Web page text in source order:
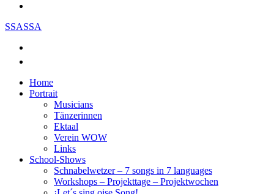
SSASSA
Home
Portrait
Musicians
Tänzerinnen
Ektaal
Verein WOW
Links
School-Shows
Schnabelwetzer – 7 songs in 7 languages
Workshops – Projekttage – Projektwochen